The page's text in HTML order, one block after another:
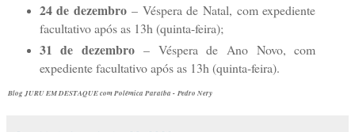
24 de dezembro – Véspera de Natal, com expediente
facultativo após as 13h (quinta-feira);
31 de dezembro – Véspera de Ano Novo, com
expediente facultativo após as 13h (quinta-feira).
Blog JURU EM DESTAQUE com Polêmica Paraíba - Pedro Nery